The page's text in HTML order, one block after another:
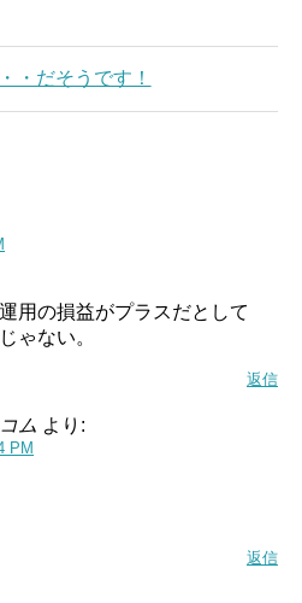
・だそうです！
用の損益がプラスだとして
ゃない。
返信
ム より:
PM
返信